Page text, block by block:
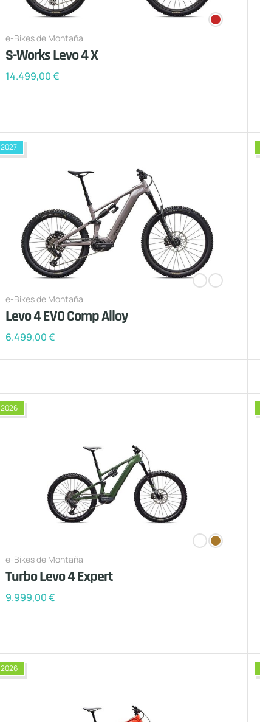
e-Bikes de Montaña
S-Works Levo 4 X
14.499,00€
2027
e-Bikes de Montaña
Levo 4 EVO Comp Alloy
6.499,00€
2026
e-Bikes de Montaña
Turbo Levo 4 Expert
9.999,00€
2026